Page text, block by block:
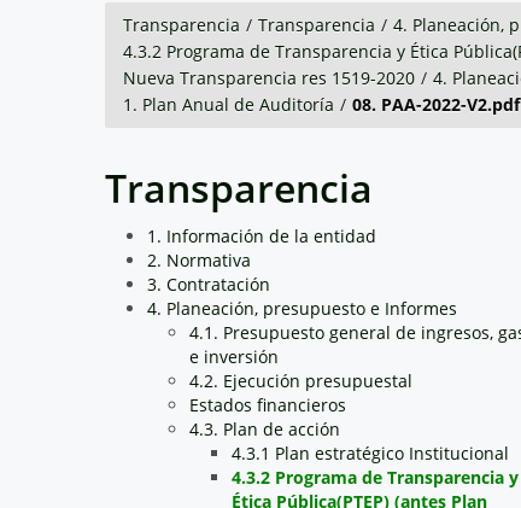
Transparencia / Transparencia / 4. Planeación,
4.3.2 Programa de Transparencia y Ética
Nueva Transparencia res 1519-2020 / 4.
1. Plan Anual de Auditoría / 08. PAA-2022-V2.pdf
Transparencia
1. Información de la entidad
2. Normativa
3. Contratación
4. Planeación, presupuesto e Informes
4.1. Presupuesto general de ingresos,
e inversión
4.2. Ejecución presupuestal
Estados financieros
4.3. Plan de acción
4.3.1 Plan estratégico Institucional
4.3.2 Programa de Transparencia y
Ética Pública(PTEP) (antes Plan